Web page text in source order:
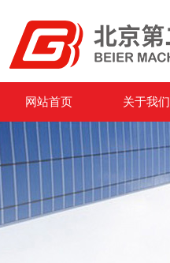
网站首页 关于我们